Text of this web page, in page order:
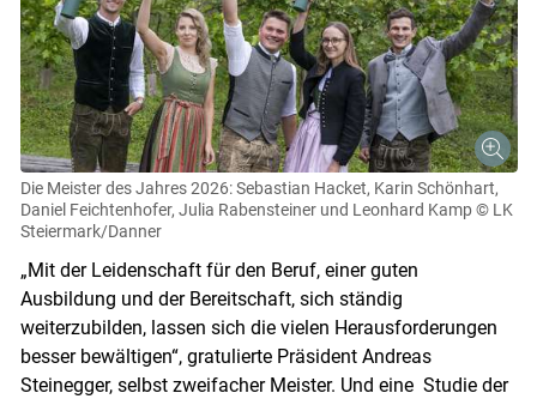
Skip to main content
Die Meister des Jahres 2026: Sebastian Hacket, Karin Schönhart,
Daniel Feichtenhofer, Julia Rabensteiner und Leonhard Kamp © LK
Steiermark/Danner
„Mit der Leidenschaft für den Beruf, einer guten
Ausbildung und der Bereitschaft, sich ständig
weiterzubilden, lassen sich die vielen Herausforderungen
besser bewältigen“, gratulierte Präsident Andreas
Steinegger, selbst zweifacher Meister. Und eine Studie der